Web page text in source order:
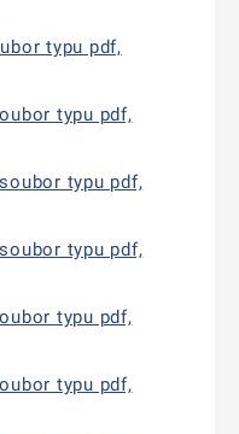
typu pdf,
typu pdf,
typu pdf,
typu pdf,
typu pdf,
typu pdf,